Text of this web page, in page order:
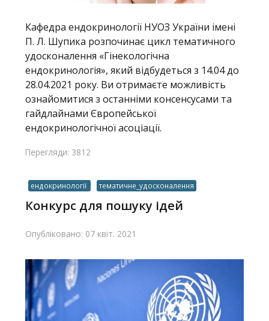
Кафедра ендокринології НУОЗ України імені
П. Л. Шупика розпочинає цикл тематичного
удосконалення «Гінекологічна
ендокринологія», який відбудеться з 14.04 до
28.04.2021 року. Ви отримаєте можливість
ознайомитися з останніми консенсусами та
гайдлайнами Європейської
ендокринологічної асоціації.
Перегляди: 3812
ендокринології тематичне_удосконалення
Конкурс для пошуку ідей
Опубліковано: 07 квіт. 2021